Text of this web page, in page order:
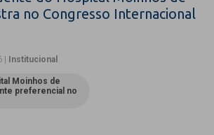
no Congresso Internacional
| Institucional
Moinhos de
preferencial no